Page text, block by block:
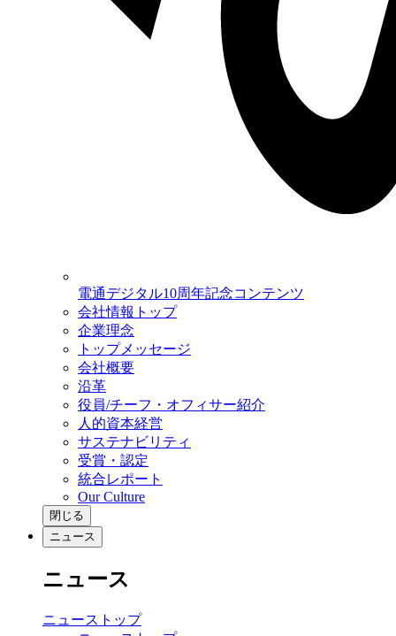
電通デジタル10周年記念コンテンツ
会社情報トップ
企業理念
トップメッセージ
会社概要
沿革
役員/チーフ・オフィサー紹介
人的資本経営
サステナビリティ
受賞・認定
統合レポート
Our Culture
閉じる
ニュース
ニュース
ニューストップ